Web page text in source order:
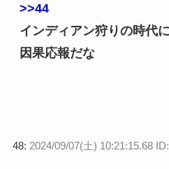
>>44
インディアン狩りの時代
因果応報だな
48: 2024/09/07(土) 10:21:15.68